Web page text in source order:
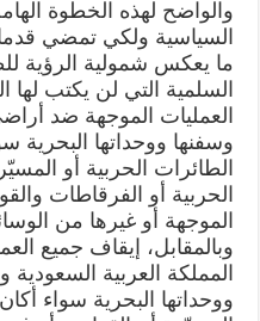
والواضح لهذه الخطوة
السياسية ولكي تمضي
ما يعكس شمولية الرؤية
السلمية التي لن يكتب لها
العمليات الموجهة ضد
وسفنها ووحداتها البحرية
الطائرات الحربية أو
الحربية أو الفرقاطات
الموجهة أو غيرها من
وبالمقابل، إيقاف جميع
المملكة العربية السعودية
ووحداتها البحرية سواء